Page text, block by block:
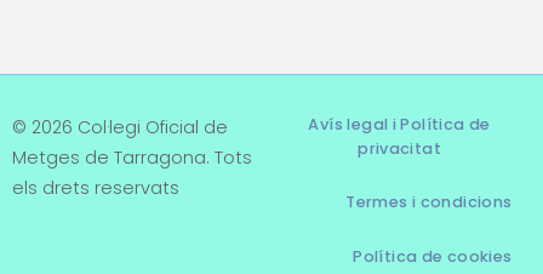
© 2026 Col·legi Oficial de
Metges de Tarragona. Tots
els drets reservats
Avís legal i Política de
privacitat
Termes i condicions
Política de cookies